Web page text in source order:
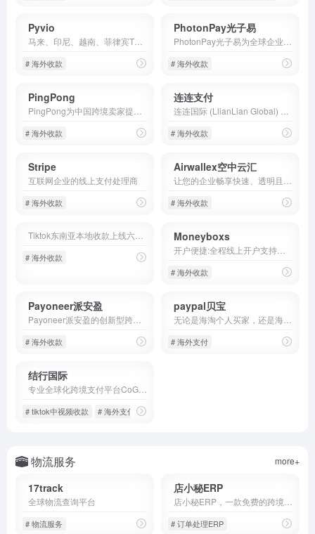
Pyvio
# 海外收款
PhotonPay光子易
# 海外收款
PingPong
# 海外收款
连连支付
# 海外收款
Stripe
互联网企业的线上支付处理商
# 海外收款
Airwallex空中云汇
# 海外收款
# 海外收款
Moneyboxs
# 海外收款
Payoneer派安盈
# 海外收款
paypal贝宝
# 海外支付
结行国际
# tiktok中视频收款 # 海外支付
物流服务 more+
17track
全球物流查询平台
# 物流服务
店小秘ERP
# 订单处理ERP